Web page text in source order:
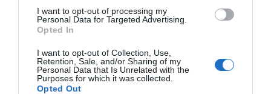
I want to opt-out of processing my
Personal Data for Targeted Advertising.
Opted In
I want to opt-out of Collection, Use,
Retention, Sale, and/or Sharing of my
Personal Data that Is Unrelated with the
Purposes for which it was collected.
Opted Out
2Playbook Club2P